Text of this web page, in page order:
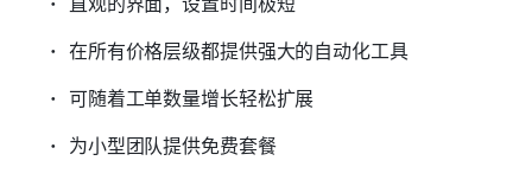
在所有价格层级都提供强大的自动化工具
可随着工单数量增长轻松扩展
为小型团队提供免费套餐